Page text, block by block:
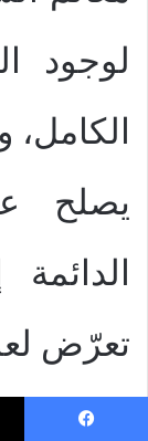
لوجود
يصلح
تعرّض